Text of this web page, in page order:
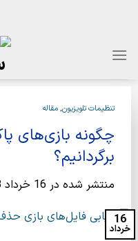
تنظیمات تلویزیون,مقاله
برگردانیم؟
منتشر شده در 16 خرداد 1403
16
خرداد